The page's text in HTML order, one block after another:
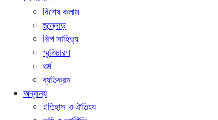
বিশেষ কলাম
হুল্লোড়
শিল্প সাহিত্য
স্মৃতিচারণ
ধর্ম
ব্যতিক্রম
অন্যান্য
ইতিহাস ও ঐতিহ্য